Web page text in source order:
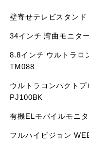
壁寄せテレビスタン
34インチ 湾曲モニタ
8.8インチ ウルトラ
TM088
ウルトラコンパクト
PJ100BK
有機ELモバイルモニ
フルハイビジョン